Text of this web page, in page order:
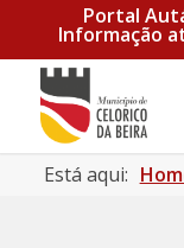
Portal
Informação
Está aqui: